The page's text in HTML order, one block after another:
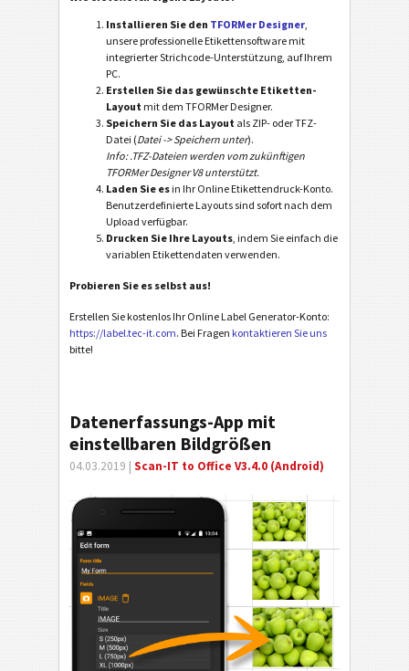
Installieren Sie den TFORMer Designer,
unsere professionelle Etikettensoftware mit
integrierter Strichcode-Unterstützung, auf Ihrem
PC.
Erstellen Sie das gewünschte Etiketten-
Layout mit dem TFORMer Designer.
Speichern Sie das Layout als ZIP- oder TFZ-
Datei (Datei -> Speichern unter).
Info: .TFZ-Dateien werden vom zukünftigen
TFORMer Designer V8 unterstützt.
Laden Sie es in Ihr Online Etikettendruck-Konto.
Benutzerdefinierte Layouts sind sofort nach dem
Upload verfügbar.
Drucken Sie Ihre Layouts, indem Sie einfach die
variablen Etikettendaten verwenden.
Probieren Sie es selbst aus!
Erstellen Sie kostenlos Ihr Online Label Generator-Konto:
https://label.tec-it.com. Bei Fragen kontaktieren Sie uns
bitte!
Datenerfassungs-App mit
einstellbaren Bildgrößen
04.03.2019 | Scan-IT to Office V3.4.0 (Android)